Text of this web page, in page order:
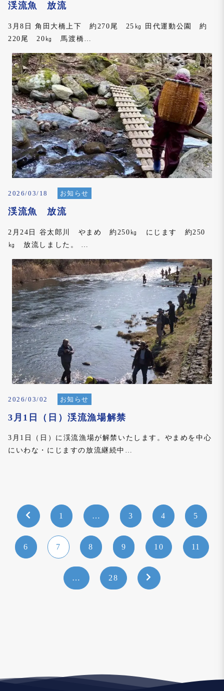
渓流魚 放流
3月8日 角田大橋上下 約270尾 25㎏ 田代運動公園 約
220尾 20㎏ 馬渡橋…
2026/03/18 お知らせ
渓流魚 放流
2月24日 谷太郎川 やまめ 約250㎏ にじます 約250
㎏ 放流しました。 …
2026/03/02 お知らせ
3月1日（日）渓流漁場解禁
3月1日（日）に渓流漁場が解禁いたします。やまめを中心
にいわな・にじますの放流継続中…
1 … 3 4 5
6 7 8 9 10 11
… 28